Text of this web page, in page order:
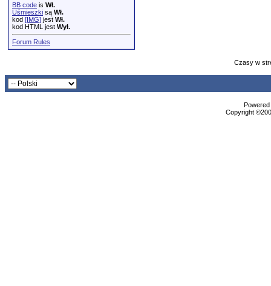
BB code is Wł.
Uśmieszki są Wł.
kod [IMG] jest Wł.
kod HTML jest Wył.
Forum Rules
Czasy w
Copyright